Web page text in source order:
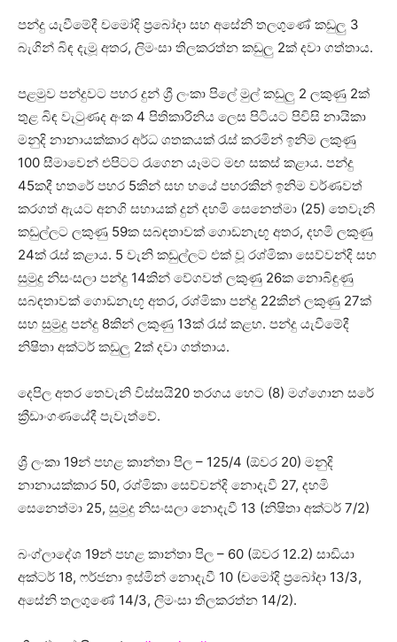
පන්දු යැවීමේදී චමෝදි ප්‍රබෝදා සහ අසේනි තලගුණේ කඩුලු 3
බැගින් බිඳ දැමූ අතර, ලිමංසා තිලකරත්න කඩුලු 2ක් දවා ගත්තාය.
පළමුව පන්දුවට පහර දුන් ශ්‍රී ලංකා පිලේ මුල් කඩුලු 2 ලකුණු 2ක්
තුළ බිඳ වැටුණද අංක 4 පිතිකාරිනිය ලෙස පිටියට පිවිසි නායිකා
මනුදි නානායක්කාර අර්ධ ශතකයක් රැස් කරමින් ඉනිම ලකුණු
100 සීමාවෙන් එපිටට රැගෙන යෑමට මඟ සකස් කළාය. පන්දු
45කදී හතරේ පහර 5කින් සහ හයේ පහරකින් ඉනිම වර්ණවත්
කරගත් ඇයට අනගි සහායක් දුන් දහමි සෙනෙත්මා (25) තෙවැනි
කඩුල්ලට ලකුණු 59ක සබඳතාවක් ගොඩනැඟූ අතර, දහමි ලකුණු
24ක් රැස් කළාය. 5 වැනි කඩුල්ලට එක් වූ රශ්මිකා සෙව්වන්දි සහ
සුමුදු නිසංසලා පන්දු 14කින් වේගවත් ලකුණු 26ක නොබිඳුණු
සබඳතාවක් ගොඩනැඟූ අතර, රශ්මිකා පන්දු 22කින් ලකුණු 27ක්
සහ සුමුදු පන්දු 8කින් ලකුණු 13ක් රැස් කළහ. පන්දු යැවීමේදී
නිෂිතා අක්ටර් කඩුලු 2ක් දවා ගත්තාය.
දෙපිල අතර තෙවැනි විස්සයි20 තරගය හෙට (8) මග්ගොන සරේ
ක්‍රීඩාංගණයේදී පැවැත්වේ.
ශ්‍රී ලංකා 19න් පහළ කාන්තා පිල – 125/4 (ඕවර 20) මනුදි
නානායක්කාර 50, රශ්මිකා සෙව්වන්දි නොදැවී 27, දහමි
සෙනෙත්මා 25, සුමුදු නිසංසලා නොදැවී 13 (නිෂිතා අක්ටර් 7/2)
බංග්ලාදේශ 19න් පහළ කාන්තා පිල – 60 (ඕවර 12.2) සාඩියා
අක්ටර් 18, ෆර්ජනා ඉස්මින් නොදැවී 10 (චමෝදි ප්‍රබෝදා 13/3,
අසේනි තලගුණේ 14/3, ලිමංසා තිලකරත්න 14/2).